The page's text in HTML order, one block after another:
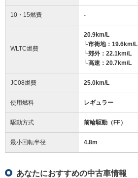
10・15燃費 -
WLTC燃費
20.9km/L
└市街地：19.6km/L
└郊外：22.1km/L
└高速：20.7km/L
JC08燃費 25.0km/L
使用燃料 レギュラー
駆動方式 前輪駆動（FF）
最小回転半径 4.8m
あなたにおすすめの中古車情報